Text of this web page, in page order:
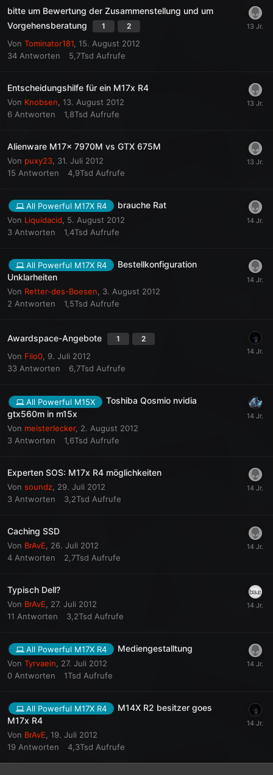
bitte um Bewertung der Zusammenstellung und um
Vorgehensberatung
1 2
Von Tominator181 15. August 2012
34 Antworten 5,7Tsd Aufrufe
Entscheidungshilfe für ein M17x R4
Von Knobsen 13. August 2012
6 Antworten 1,8Tsd Aufrufe
Alienware M17x 7970M vs GTX 675M
Von puxy23 31. Juli 2012
15 Antworten 4,9Tsd Aufrufe
All Powerful M17X R4 brauche Rat
Von Liquidacid
5. August 2012
3 Antworten 1,4Tsd Aufrufe
All Powerful M17X R4
Bestellkonfiguration
Unklarheiten
Von Retter-des-Boesen, 3. August 2012
2 Antworten 1,5Tsd Aufrufe
Awardspace-Angebote 1 2
Von Filo0, 9. Juli 2012
33 Antworten 6,7Tsd Aufrufe
All Powerful M15X
Toshiba Qosmio nvidia
gtx560m in m15x
Von meisterlecker, 2. August 2012
3 Antworten 1,6Tsd Aufrufe
Experten SOS: M17x R4 möglichkeiten
Von soundz 29. Juli 2012
3 Antworten 3,2Tsd Aufrufe
Caching SSD
Von BrAvE
26. Juli 2012
4 Antworten 2,7Tsd Aufrufe
Typisch Dell?
Von BrAvE
27. Juli 2012
11 Antworten 3,2Tsd Aufrufe
All Powerful M17X R4 Mediengestalltung
Von Tyrvaein
27. Juli 2012
0 Antworten 1Tsd Aufrufe
All Powerful M17X R4
M14X R2 besitzer goes
M17x R4
Von BrAvE 19. Juli 2012
19 Antworten 4,3Tsd Aufrufe